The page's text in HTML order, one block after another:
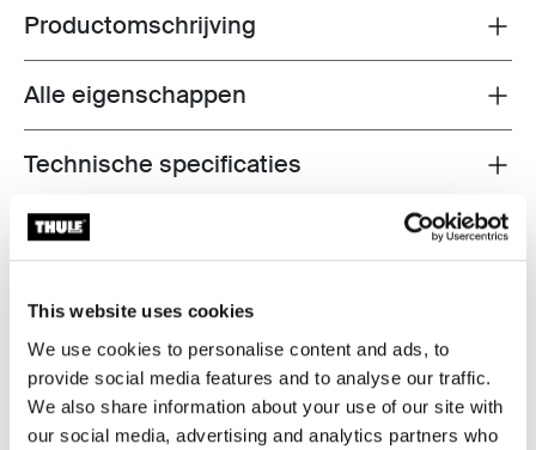
This website uses cookies
We use cookies to personalise content and ads, to
provide social media features and to analyse our traffic.
We also share information about your use of our site with
our social media, advertising and analytics partners who
Toggle overview
Productomschrijving
Toggle features
Alle eigenschappen
Toggle techspec
Technische specificaties
Toggle guides and instructions
Instructies
Toggle overview
Beoordelingen